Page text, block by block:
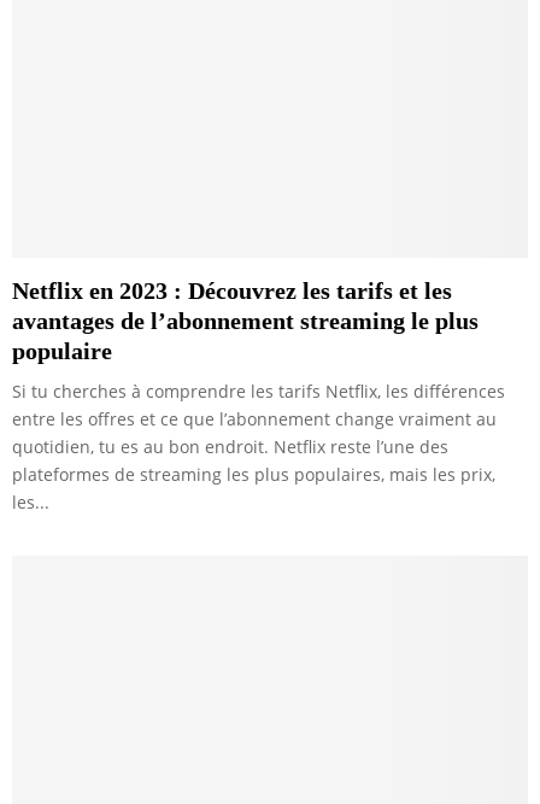
Netflix en 2023 : Découvrez les tarifs et les
avantages de l’abonnement streaming le plus
populaire
Si tu cherches à comprendre les tarifs Netflix, les différences
entre les offres et ce que l’abonnement change vraiment au
quotidien, tu es au bon endroit. Netflix reste l’une des
plateformes de streaming les plus populaires, mais les prix,
les...